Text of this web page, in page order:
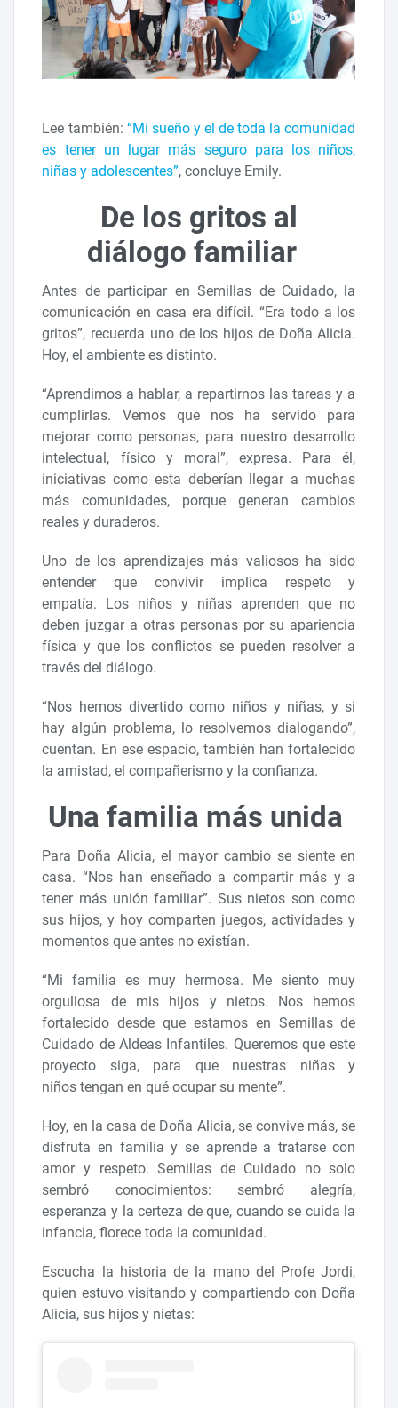
Lee también: “Mi sueño y el de toda la comunidad
es tener un lugar más seguro para los niños,
niñas y adolescentes”, concluye Emily.
De los gritos al
diálogo familiar
Antes de participar en Semillas de Cuidado, la
comunicación en casa era difícil. “Era todo a los
gritos”, recuerda uno de los hijos de Doña Alicia.
Hoy, el ambiente es distinto.
“Aprendimos a hablar, a repartirnos las tareas y a
cumplirlas. Vemos que nos ha servido para
mejorar como personas, para nuestro desarrollo
intelectual, físico y moral”, expresa. Para él,
iniciativas como esta deberían llegar a muchas
más comunidades, porque generan cambios
reales y duraderos.
Uno de los aprendizajes más valiosos ha sido
entender que convivir implica respeto y
empatía. Los niños y niñas aprenden que no
deben juzgar a otras personas por su apariencia
física y que los conflictos se pueden resolver a
través del diálogo.
“Nos hemos divertido como niños y niñas, y si
hay algún problema, lo resolvemos dialogando”,
cuentan. En ese espacio, también han fortalecido
la amistad, el compañerismo y la confianza.
Una familia más unida
Para Doña Alicia, el mayor cambio se siente en
casa. “Nos han enseñado a compartir más y a
tener más unión familiar”. Sus nietos son como
sus hijos, y hoy comparten juegos, actividades y
momentos que antes no existían.
“Mi familia es muy hermosa. Me siento muy
orgullosa de mis hijos y nietos. Nos hemos
fortalecido desde que estamos en Semillas de
Cuidado de Aldeas Infantiles. Queremos que este
proyecto siga, para que nuestras niñas y
niños tengan en qué ocupar su mente”.
Hoy, en la casa de Doña Alicia, se convive más, se
disfruta en familia y se aprende a tratarse con
amor y respeto. Semillas de Cuidado no solo
sembró conocimientos: sembró alegría,
esperanza y la certeza de que, cuando se cuida la
infancia, florece toda la comunidad.
Escucha la historia de la mano del Profe Jordi,
quien estuvo visitando y compartiendo con Doña
Alicia, sus hijos y nietas: